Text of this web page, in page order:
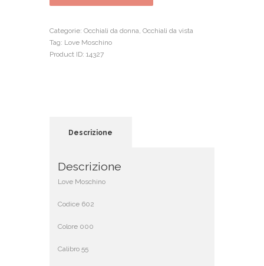
quantità
Categorie: Occhiali da donna, Occhiali da vista
Tag: Love Moschino
Product ID: 14327
Descrizione
Descrizione
Love Moschino
Codice 602
Colore 000
Calibro 55